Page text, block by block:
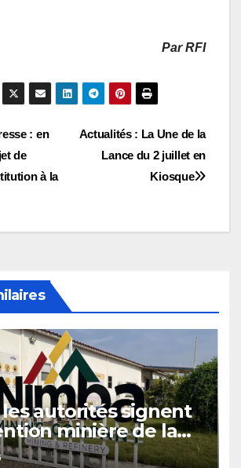
Par RFI
Actualités : La Une de la
Lance du 2 juillet en
Kiosque
: en
de
à la
les autorités signent
minière de la
Mining